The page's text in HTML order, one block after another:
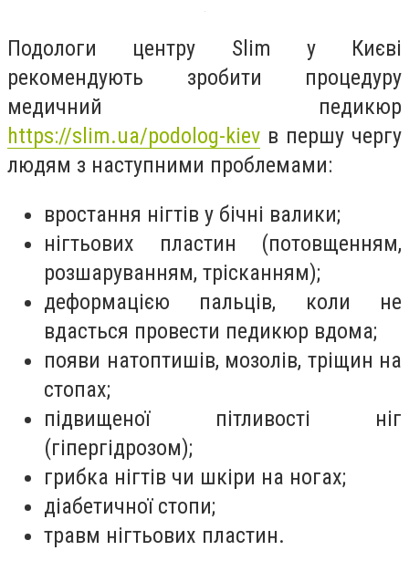
Подологи центру Slim у Києві
рекомендують зробити процедуру
медичний педикюр
https://slim.ua/podolog-kiev в першу чергу
людям з наступними проблемами:
вростання нігтів у бічні валики;
нігтьових пластин (потовщенням,
розшаруванням, трісканням);
деформацією пальців, коли не
вдасться провести педикюр вдома;
появи натоптишів, мозолів, тріщин на
стопах;
підвищеної пітливості ніг
(гіпергідрозом);
грибка нігтів чи шкіри на ногах;
діабетичної стопи;
травм нігтьових пластин.